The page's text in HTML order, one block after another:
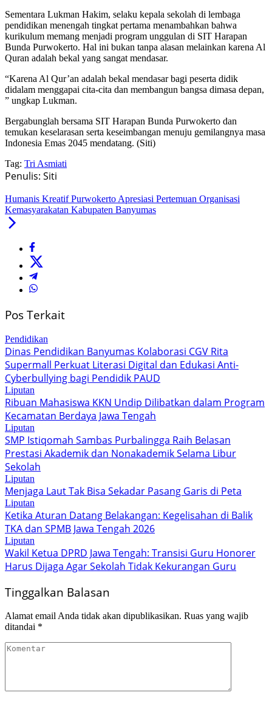
Sementara Lukman Hakim, selaku kepala sekolah di lembaga
pendidikan menengah tingkat pertama menambahkan bahwa
kurikulum memang menjadi program unggulan di SIT Harapan
Bunda Purwokerto. Hal ini bukan tanpa alasan melainkan karena Al
Quran adalah bekal yang sangat mendasar.
“Karena Al Qur’an adalah bekal mendasar bagi peserta didik
didalam menggapai cita-cita dan membangun bangsa dimasa depan,
” ungkap Lukman.
Bergabunglah bersama SIT Harapan Bunda Purwokerto dan
temukan keselarasan serta keseimbangan menuju gemilangnya masa
Indonesia Emas 2045 mendatang. (Siti)
Tag: Tri Asmiati
Penulis: Siti
Humanis Kreatif Purwokerto Apresiasi Pertemuan Organisasi
Kemasyarakatan Kabupaten Banyumas
Pos Terkait
Pendidikan
Dinas Pendidikan Banyumas Kolaborasi CGV Rita
Supermall Perkuat Literasi Digital dan Edukasi Anti-
Cyberbullying bagi Pendidik PAUD
Liputan
Ribuan Mahasiswa KKN Undip Dilibatkan dalam Program
Kecamatan Berdaya Jawa Tengah
Liputan
SMP Istiqomah Sambas Purbalingga Raih Belasan
Prestasi Akademik dan Nonakademik Selama Libur
Sekolah
Liputan
Menjaga Laut Tak Bisa Sekadar Pasang Garis di Peta
Liputan
Ketika Aturan Datang Belakangan: Kegelisahan di Balik
TKA dan SPMB Jawa Tengah 2026
Liputan
Wakil Ketua DPRD Jawa Tengah: Transisi Guru Honorer
Harus Dijaga Agar Sekolah Tidak Kekurangan Guru
Tinggalkan Balasan
Alamat email Anda tidak akan dipublikasikan. Ruas yang wajib
ditandai *